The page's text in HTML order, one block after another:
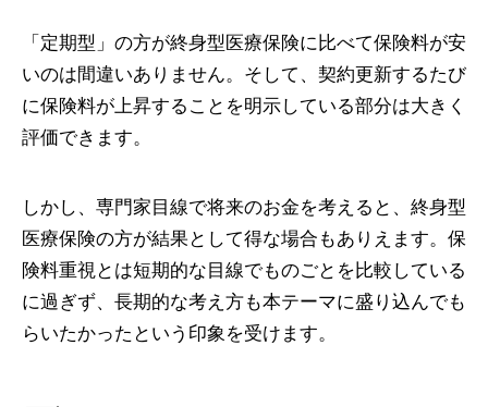
「定期型」の方が終身型医療保険に比べて保険料が安
いのは間違いありません。そして、契約更新するたび
に保険料が上昇することを明示している部分は大きく
評価できます。
しかし、専門家目線で将来のお金を考えると、終身型
医療保険の方が結果として得な場合もありえます。保
険料重視とは短期的な目線でものごとを比較している
に過ぎず、長期的な考え方も本テーマに盛り込んでも
らいたかったという印象を受けます。